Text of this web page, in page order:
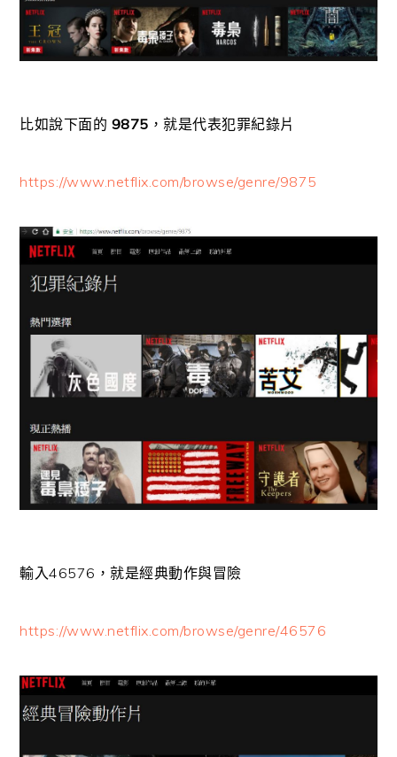
比如說下面的 9875 ，就是代表犯罪紀錄片
https://www.netflix.com/browse/genre/9875
輸入46576，就是經典動作與冒險
https://www.netflix.com/browse/genre/46576